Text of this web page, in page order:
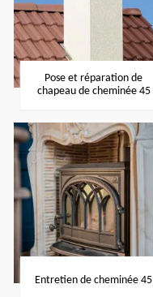
Pose et réparation de
chapeau de cheminée 45
Entretien de cheminée 45